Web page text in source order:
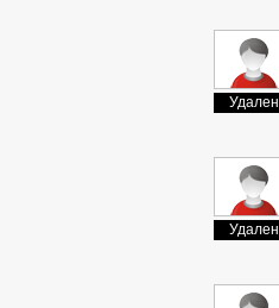
Удален
Удален